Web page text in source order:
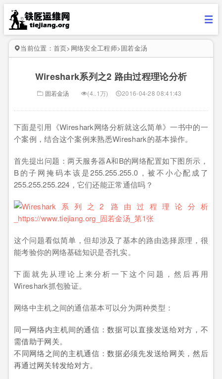
当前位置： 首页> 网络安全工程师>固若金汤
Wireshark系列之2 路由过程理论分析
固若金汤 (4..1万) 2016-04-28 08:41:43
下面是引用《Wireshark网络分析就这么简单》一书中的一
个案例，结合这个案例来熟悉Wireshark的基本操作。
首先提出问题：两天服务器A和B的网络配置如下图所示，
B的子网掩码本该是255.255.255.0，被不小心配成了
255.255.255.224，它们还能正常通信吗？
这个问题看似简单，但却涉及了基本的路由选择原理，很
能考验你的网络基础知识是否扎实。
下面就先从理论上来分析一下这个问题，然后再用
Wireshark抓包验证。
网络中主机之间的通信基本可以分为两种类型：
同一网络内主机间的通信：数据可以直接发送给对方，不
需借助于网关。
不同网络之间的主机通信：数据必须先发送给网关，然后
再通过网关转发给对方。